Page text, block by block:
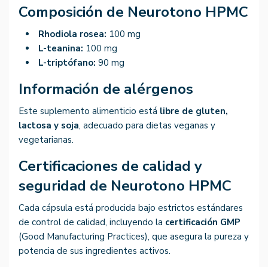
Composición de Neurotono HPMC
Rhodiola rosea: 100 mg
L-teanina: 100 mg
L-triptófano: 90 mg
Información de alérgenos
Este suplemento alimenticio está libre de gluten,
lactosa y soja, adecuado para dietas veganas y
vegetarianas.
Certificaciones de calidad y
seguridad de Neurotono HPMC
Cada cápsula está producida bajo estrictos estándares
de control de calidad, incluyendo la certificación GMP
(Good Manufacturing Practices), que asegura la pureza y
potencia de sus ingredientes activos.